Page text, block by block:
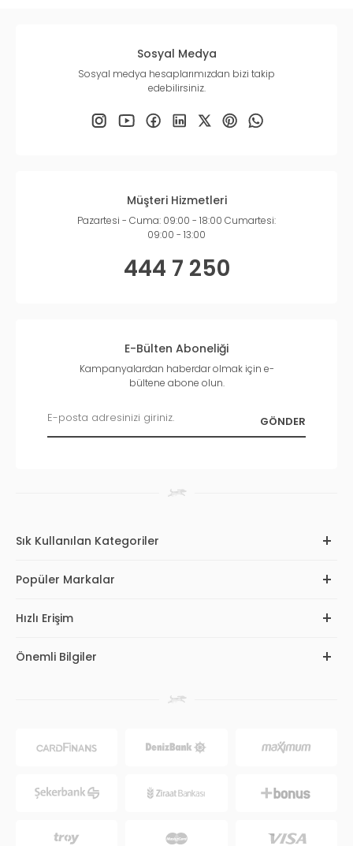
Sosyal Medya
Sosyal medya hesaplarımızdan bizi takip
edebilirsiniz.
Müşteri Hizmetleri
Pazartesi - Cuma: 09:00 - 18:00 Cumartesi:
09:00 - 13:00
444 7 250
E-Bülten Aboneliği
Kampanyalardan haberdar olmak için e-
bültene abone olun.
Sık Kullanılan Kategoriler
Popüler Markalar
Hızlı Erişim
Önemli Bilgiler